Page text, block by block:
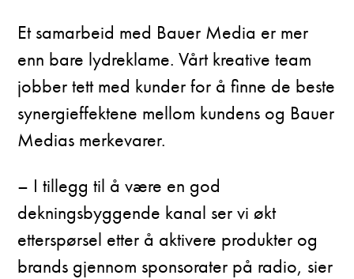
Et samarbeid med Bauer Media er mer
enn bare lydreklame. Vårt kreative team
jobber tett med kunder for å finne de beste
synergieffektene mellom kundens og Bauer
Medias merkevarer.
– I tillegg til å være en god
dekningsbyggende kanal ser vi økt
etterspørsel etter å aktivere produkter og
brands gjennom sponsorater på radio, sier